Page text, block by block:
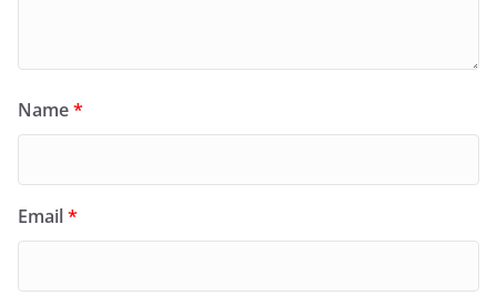
Name*
Email*